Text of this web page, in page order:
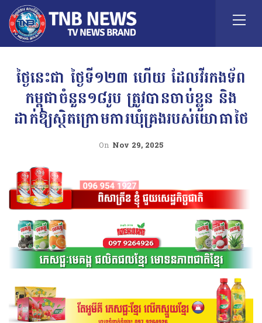
ថ្ងៃនេះជា ថ្ងៃទី១២៣ ហើយ ដែលវីរកងទ័ព
កម្ពុជាចំនួន១៨រូប ត្រូវបានចាប់ខ្លួន និង
ដាក់ឱ្យស្ថិតក្រោមការឃុំគ្រងរបស់យោធាថៃ
On Nov 29, 2025